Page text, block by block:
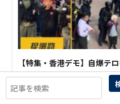
【特集・香港デモ】自爆テ
たち